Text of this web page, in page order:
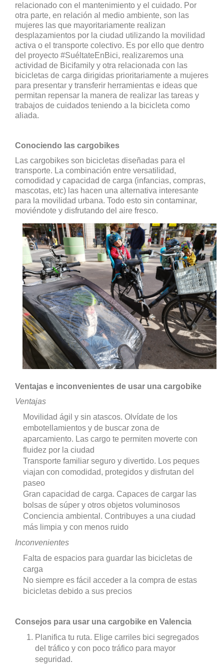
relacionado con el mantenimiento y el cuidado. Por
otra parte, en relación al medio ambiente, son las
mujeres las que mayoritariamente realizan
desplazamientos por la ciudad utilizando la movilidad
activa o el transporte colectivo. Es por ello que dentro
del proyecto #SuéltateEnBici, realizaremos una
actividad de Bicifamily y otra relacionada con las
bicicletas de carga dirigidas prioritariamente a mujeres
para presentar y transferir herramientas e ideas que
permitan repensar la manera de realizar las tareas y
trabajos de cuidados teniendo a la bicicleta como
aliada.
Conociendo las cargobikes
Las cargobikes son bicicletas diseñadas para el
transporte. La combinación entre versatilidad,
comodidad y capacidad de carga (infancias, compras,
mascotas, etc) las hacen una alternativa interesante
para la movilidad urbana. Todo esto sin contaminar,
moviéndote y disfrutando del aire fresco.
Ventajas e inconvenientes de usar una cargobike
Ventajas
Movilidad ágil y sin atascos. Olvídate de los
embotellamientos y de buscar zona de
aparcamiento. Las cargo te permiten moverte con
fluidez por la ciudad
Transporte familiar seguro y divertido. Los peques
viajan con comodidad, protegidos y disfrutan del
paseo
Gran capacidad de carga. Capaces de cargar las
bolsas de súper y otros objetos voluminosos
Conciencia ambiental. Contribuyes a una ciudad
más limpia y con menos ruido
Inconvenientes
Falta de espacios para guardar las bicicletas de
carga
No siempre es fácil acceder a la compra de estas
bicicletas debido a sus precios
Consejos para usar una cargobike en Valencia
Planifica tu ruta. Elige carriles bici segregados
del tráfico y con poco tráfico para mayor
seguridad.